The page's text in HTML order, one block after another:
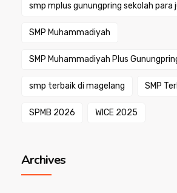
smp mplus gunungpring sekolah para
SMP Muhammadiyah
SMP Muhammadiyah Plus
smp terbaik di magelang SMP
SPMB 2026 WICE 2025
Archives